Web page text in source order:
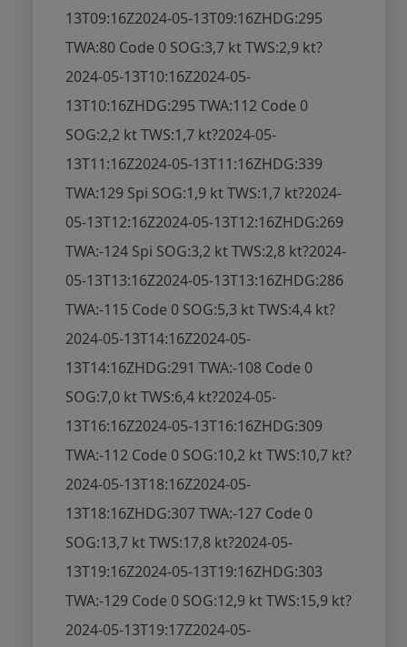
13T09:16Z2024-05-13T09:16ZHDG:295
TWA:80 Code 0 SOG:3,7 kt TWS:2,9 kt?
2024-05-13T10:16Z2024-05-
13T10:16ZHDG:295 TWA:112 Code 0
SOG:2,2 kt TWS:1,7 kt?2024-05-
13T11:16Z2024-05-13T11:16ZHDG:339
TWA:129 Spi SOG:1,9 kt TWS:1,7 kt?2024-
05-13T12:16Z2024-05-13T12:16ZHDG:269
TWA:-124 Spi SOG:3,2 kt TWS:2,8 kt?2024-
05-13T13:16Z2024-05-13T13:16ZHDG:286
TWA:-115 Code 0 SOG:5,3 kt TWS:4,4 kt?
2024-05-13T14:16Z2024-05-
13T14:16ZHDG:291 TWA:-108 Code 0
SOG:7,0 kt TWS:6,4 kt?2024-05-
13T16:16Z2024-05-13T16:16ZHDG:309
TWA:-112 Code 0 SOG:10,2 kt TWS:10,7 kt?
2024-05-13T18:16Z2024-05-
13T18:16ZHDG:307 TWA:-127 Code 0
SOG:13,7 kt TWS:17,8 kt?2024-05-
13T19:16Z2024-05-13T19:16ZHDG:303
TWA:-129 Code 0 SOG:12,9 kt TWS:15,9 kt?
2024-05-13T19:17Z2024-05-